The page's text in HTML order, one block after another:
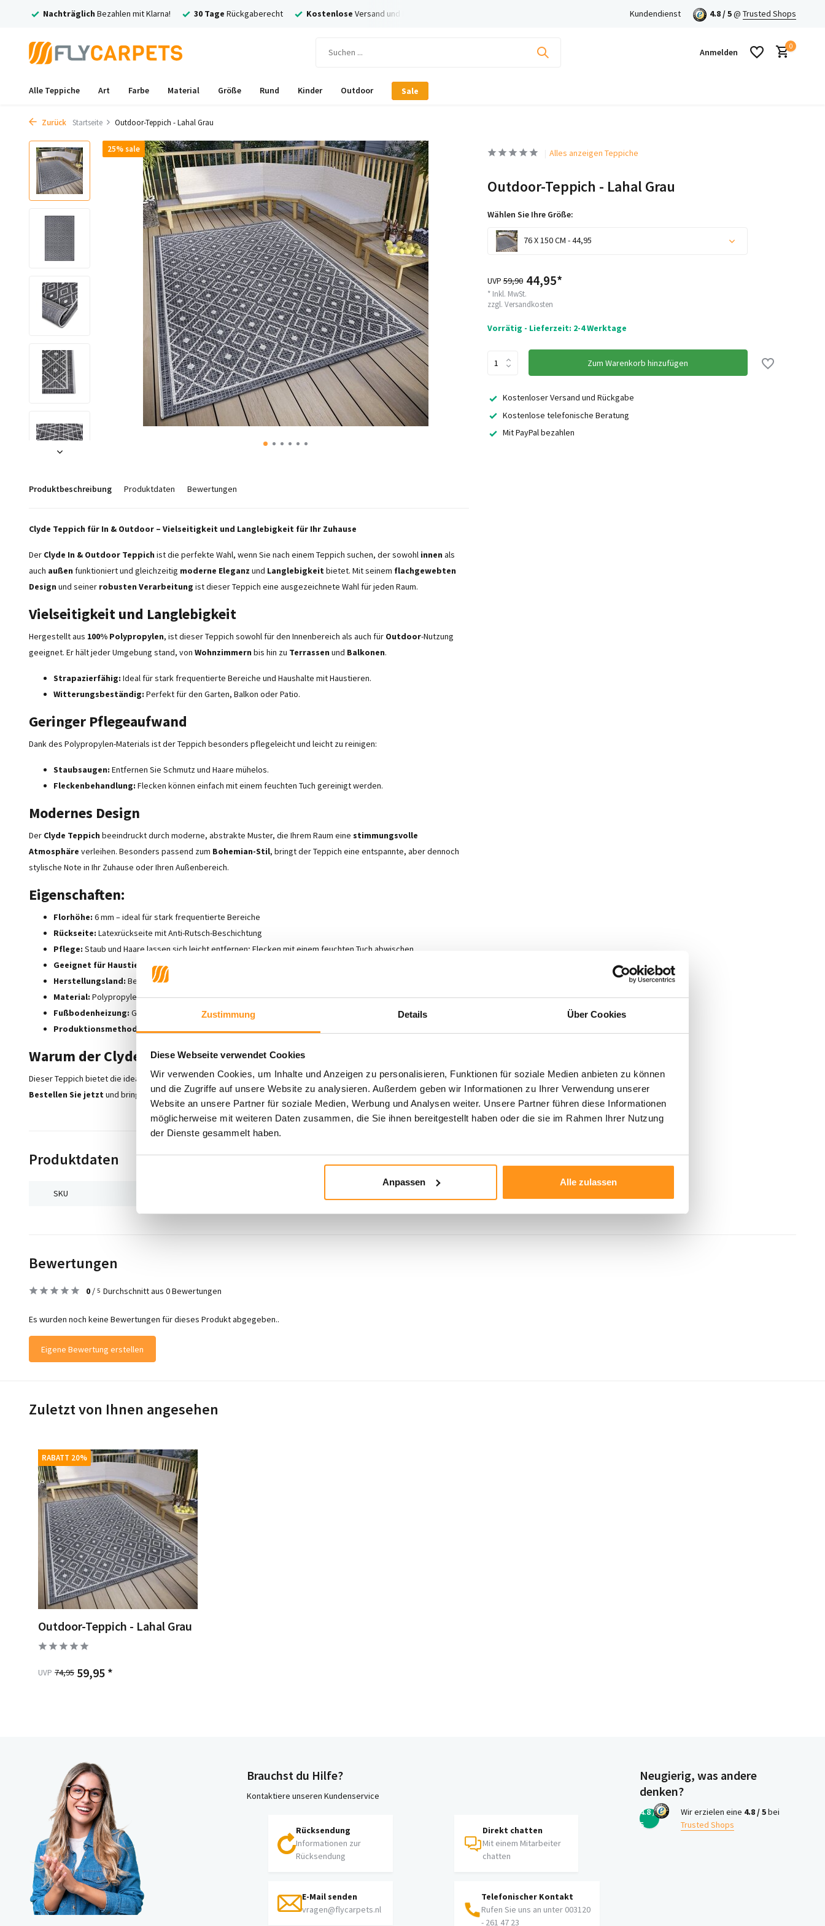
Zustimmung Details Über Cookies
Diese Webseite verwendet Cookies
Wir verwenden Cookies, um Inhalte und Anzeigen zu personalisieren, Funktionen für soziale Medien anbieten zu können
und die Zugriffe auf unsere Website zu analysieren. Außerdem geben wir Informationen zu Ihrer Verwendung unserer
Website an unsere Partner für soziale Medien, Werbung und Analysen weiter. Unsere Partner führen diese Informationen
möglicherweise mit weiteren Daten zusammen, die Sie ihnen bereitgestellt haben oder die sie im Rahmen Ihrer Nutzung
der Dienste gesammelt haben.
Anpassen Alle zulassen
Nachträglich Bezahlen mit Klarna! 30 Tage Rückgaberecht Kostenlose Versand und Rückversand Kundendienst 4.8 / 5@ Trusted Shops
Anmelden
0
Alle Teppiche Art Farbe Material Größe Rund Kinder Outdoor Sale
Zurück Startseite Outdoor-Teppich - Lahal Grau
25% sale
Produktbeschreibung Produktdaten Bewertungen
Clyde Teppich für In & Outdoor – Vielseitigkeit und Langlebigkeit für Ihr Zuhause
Der Clyde In & Outdoor Teppich ist die perfekte Wahl, wenn Sie nach einem Teppich suchen, der sowohl innen als
auch außen funktioniert und gleichzeitig moderne Eleganz und Langlebigkeit bietet. Mit seinem flachgewebten
Design und seiner robusten Verarbeitung ist dieser Teppich eine ausgezeichnete Wahl für jeden Raum.
Vielseitigkeit und Langlebigkeit
Hergestellt aus 100% Polypropylen, ist dieser Teppich sowohl für den Innenbereich als auch für Outdoor-Nutzung
geeignet. Er hält jeder Umgebung stand, von Wohnzimmern bis hin zu Terrassen und Balkonen.
Strapazierfähig: Ideal für stark frequentierte Bereiche und Haushalte mit Haustieren.
Witterungsbeständig: Perfekt für den Garten, Balkon oder Patio.
Geringer Pflegeaufwand
Dank des Polypropylen-Materials ist der Teppich besonders pflegeleicht und leicht zu reinigen:
Staubsaugen: Entfernen Sie Schmutz und Haare mühelos.
Fleckenbehandlung: Flecken können einfach mit einem feuchten Tuch gereinigt werden.
Modernes Design
Der Clyde Teppich beeindruckt durch moderne, abstrakte Muster, die Ihrem Raum eine stimmungsvolle
Atmosphäre verleihen. Besonders passend zum Bohemian-Stil, bringt der Teppich eine entspannte, aber dennoch
stylische Note in Ihr Zuhause oder Ihren Außenbereich.
Eigenschaften:
Florhöhe: 6 mm – ideal für stark frequentierte Bereiche
Rückseite: Latexrückseite mit Anti-Rutsch-Beschichtung
Pflege: Staub und Haare lassen sich leicht entfernen; Flecken mit einem feuchten Tuch abwischen
Geeignet für Haustiere:
Perfekt für Haushalte mit Tieren geeignet
Herstellungsland: Belgien
Material: Polypropylen
Fußbodenheizung: Geeignet
Produktionsmethode:Gewebt
Warum der Clyde Teppich?
Dieser Teppich bietet die ideale Kombination ausVielseitigkeit,Pflegeleichtigkeitundmodernem Design.
Bestellen Sie jetzt und bringen SieStilundKomfort in Ihren Innen- oder Außenbereich!
Produktdaten
SKU
Alles anzeigen Teppiche
Outdoor-Teppich - Lahal Grau
Wählen Sie Ihre Größe:
76 X 150 CM - 44,95
UVP59,90 44,95*
* Inkl. MwSt.
zzgl. Versandkosten
Vorrätig - Lieferzeit: 2-4 Werktage
Zum Warenkorb hinzufügen
Kostenloser Versand und Rückgabe
Kostenlose telefonische Beratung
Mit PayPal bezahlen
Bewertungen
0 / 5 Durchschnitt aus 0 Bewertungen
Es wurden noch keine Bewertungen für dieses Produkt abgegeben..
Eigene Bewertung erstellen
Zuletzt von Ihnen angesehen
RABATT 20%
Outdoor-Teppich - Lahal Grau
UVP 74,95 59,95 *
Brauchst du Hilfe?
Kontaktiere unseren Kundenservice
Rücksendung
Informationen zur
Rücksendung
Direkt chatten
Mit einem Mitarbeiter
chatten
E-Mail senden
vragen@flycarpets.nl
Telefonischer Kontakt
Rufen Sie uns an unter 003120
- 261 47 23
Neugierig, was andere
denken?
4.8 /
5
Wir erzielen eine 4.8 / 5bei
Trusted Shops